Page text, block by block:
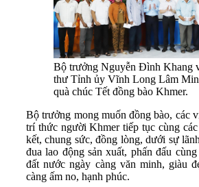
Bộ trưởng Nguyễn Đình Khang
thư Tỉnh ủy Vĩnh Long Lâm
quà chúc Tết đồng bào Khmer.
Bộ trưởng mong muốn đồng bào, các
trí thức người Khmer tiếp tục cùng
kết, chung sức, đồng lòng, dưới sự
đua lao động sản xuất, phấn đấu
đất nước ngày càng văn minh, giàu
càng ấm no, hạnh phúc.